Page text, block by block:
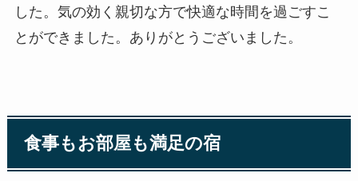
した。気の効く親切な方で快適な時間を過ごすこ
とができました。ありがとうございました。
食事もお部屋も満足の宿